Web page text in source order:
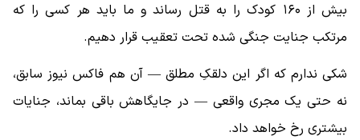
بیش از ۱۶۰ کودک را به قتل رساند و ما باید هر کسی را که
مرتکب جنایت جنگی شده تحت تعقیب قرار دهیم.
شکی ندارم که اگر این دلقکِ مطلق — آن هم فاکس نیوز سابق،
نه حتی یک مجری واقعی — در جایگاهش باقی بماند، جنایات
بیشتری رخ خواهد داد.